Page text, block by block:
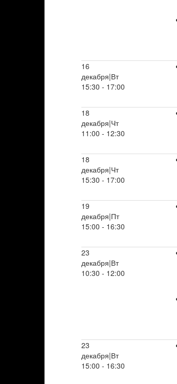
16
декабря|Вт
15:30 - 17:00
18
декабря|Чт
11:00 - 12:30
18
декабря|Чт
15:30 - 17:00
19
декабря|Пт
15:00 - 16:30
23
декабря|Вт
10:30 - 12:00
23
декабря|Вт
15:00 - 16:30